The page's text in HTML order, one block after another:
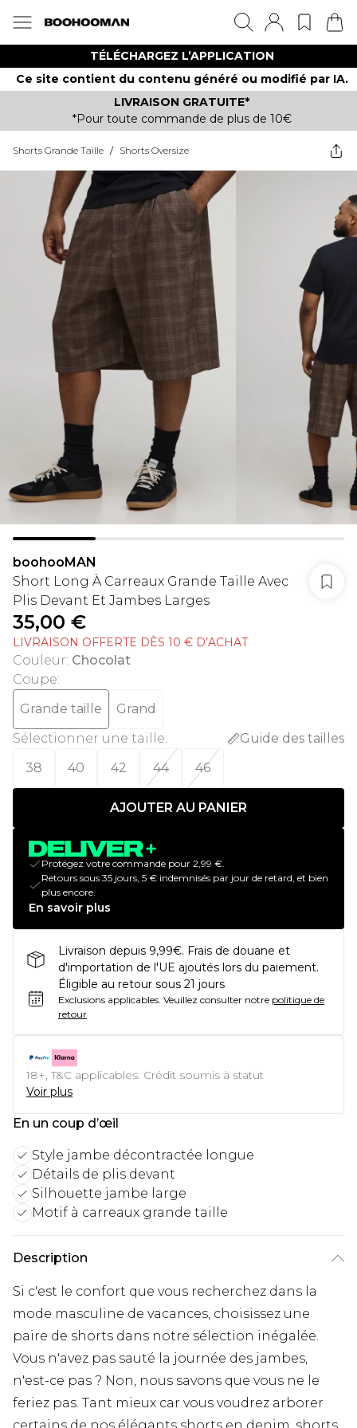
TÉLÉCHARGEZ L’APPLICATION
Ce site contient du contenu généré ou modifié par IA.
LIVRAISON GRATUITE*
*Pour toute commande de plus de 10€
Shorts Grande Taille / Shorts Oversize
boohooMAN
Short Long À Carreaux Grande Taille Avec
Plis Devant Et Jambes Larges
35,00 €
LIVRAISON OFFERTE DÈS 10 € D’ACHAT
Couleur: Chocolat
Coupe:
Grande taille
Grand
Sélectionner une taille:
Guide des tailles
38
40 42 44 46
AJOUTER AU PANIER
Protégez votre commande pour 2,99 €.
Retours sous 35 jours, 5 € indemnisés par jour de retard, et bien
plus encore.
En savoir plus
Livraison depuis 9,99€. Frais de douane et
d'importation de l'UE ajoutés lors du paiement.
Éligible au retour sous 21 jours
Exclusions applicables. Veuillez consulter notre politique de
retour
18+, T&C applicables. Crédit soumis à statut
Voir plus
En un coup d’œil
Style jambe décontractée longue
Détails de plis devant
Silhouette jambe large
Motif à carreaux grande taille
Description
Si c'est le confort que vous recherchez dans la
mode masculine de vacances, choisissez une
paire de shorts dans notre sélection inégalée.
Vous n'avez pas sauté la journée des jambes,
n'est-ce pas ? Non, nous savons que vous ne le
feriez pas. Tant mieux car vous voudrez arborer